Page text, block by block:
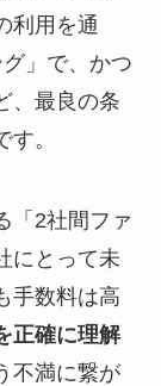
利用を通
」で、かつ
、最良の条
。
「2社間ファ
にとって未
手数料は高
正確に理解
不満に繋が